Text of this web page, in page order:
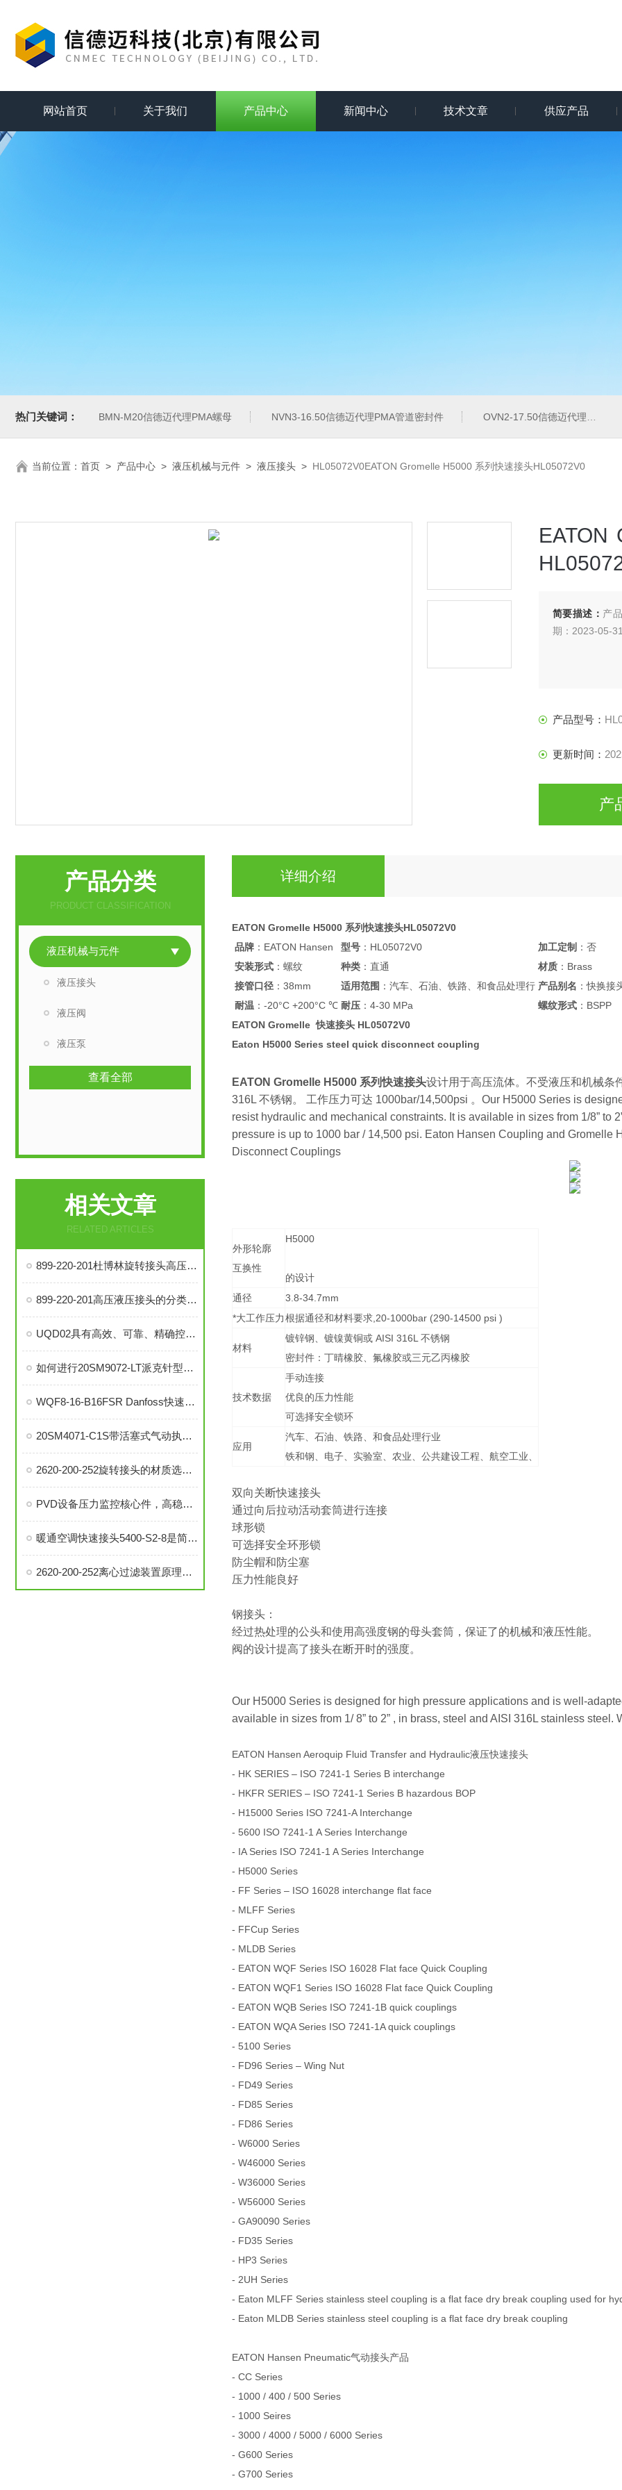
网站首页 关于我们 产品中心 新闻中心 技术文章 供应产品
热门关键词： BMN-M20信德迈代理PMA螺母 NVN3-16.50信德迈代理PMA管道密封件 OVN2-17.50信德迈代理PMA导管夹
当前位置： 首页 > 产品中心 > 液压机械与元件 > 液压接头 > HL05072V0EATON Gromelle H5000 系列快速接头HL05072V0
EATON
简要描述： 产
期：2023-05-
产品型号：
更新时间：
产
产品分类
PRODUCT CLASSIFICATION
液压机械与元件
液压接头
液压阀
液压泵
查看全部
相关文章
RELATED ARTICLES
899-220-201杜博林旋转接头高压液压接头的安装、调试与维护技巧
899-220-201高压液压接头的分类和注意事项
UQD02具有高效、可靠、精确控制温度等优势
如何进行20SM9072-LT派克针型阀的故障排查与解决措施？
WQF8-16-B16FSR Danfoss快速接头是提升效率的工业连接解决方案
20SM4071-C1S带活塞式气动执行器中压针阀在自动化系统中的角色与功能
2620-200-252旋转接头的材质选择与耐用性分析
PVD设备压力监控核心件，高稳定性压力开关现货秒发
暖通空调快速接头5400-S2-8是简便安装、可靠密封的理想选择
2620-200-252离心过滤装置原理、构造和使用方法说明
详细介绍
EATON Gromelle H5000 系列快速接头HL05072V0
品牌 ：EATON Hansen 型号 ：HL05072V0 加工定制 ：否
安装形式 ：螺纹 种类 ：直通 材质 ：Brass
接管口径 ：38mm 适用范围 ：汽车、石油、铁路、和食品处理行 产品别名 ：快换接
耐温 ：-20°C +200°C ℃ 耐压 ：4-30 MPa 螺纹形式 ：BSPP
EATON Gromelle 快速接头 HL05072V0
Eaton H5000 Series steel quick disconnect coupling
EATON Gromelle H5000 系列快速接头设计用于高压流体。不受液压和机械条
316L 不锈钢。 工作压力可达 1000bar/14,500psi 。Our H5000 Series is
resist hydraulic and mechanical constraints. It is available in sizes from 1/8” to
pressure is up to 1000 bar / 14,500 psi. Eaton Hansen Coupling and Gromelle
Disconnect Couplings
外形轮廓
互换性
H5000
的设计
通径
3.8-34.7mm
*大工作压力根据通径和材料要求,20-1000bar (290-14500 psi )
材料
镀锌钢、镀镍黄铜或 AISI 316L 不锈钢
密封件：丁晴橡胶、氟橡胶或三元乙丙橡胶
技术数据
手动连接
优良的压力性能
可选择安全锁环
应用
汽车、石油、铁路、和食品处理行业
铁和钢、电子、实验室、农业、公共建设工程、航空工业、
双向关断快速接头
通过向后拉动活动套筒进行连接
球形锁
可选择安全环形锁
防尘帽和防尘塞
压力性能良好
钢接头：
经过热处理的公头和使用高强度钢的母头套筒，保证了的机械和液压性能。
阀的设计提高了接头在断开时的强度。
Our H5000 Series is designed for high pressure applications and is well-
available in sizes from 1/ 8” to 2” , in brass, steel and AISI 316L stainless
EATON Hansen Aeroquip Fluid Transfer and Hydraulic液压快速接头
- HK SERIES – ISO 7241-1 Series B interchange
- HKFR SERIES – ISO 7241-1 Series B hazardous BOP
- H15000 Series ISO 7241-A Interchange
- 5600 ISO 7241-1 A Series Interchange
- IA Series ISO 7241-1 A Series Interchange
- H5000 Series
- FF Series – ISO 16028 interchange flat face
- MLFF Series
- FFCup Series
- MLDB Series
- EATON WQF Series ISO 16028 Flat face Quick Coupling
- EATON WQF1 Series ISO 16028 Flat face Quick Coupling
- EATON WQB Series ISO 7241-1B quick couplings
- EATON WQA Series ISO 7241-1A quick couplings
- 5100 Series
- FD96 Series – Wing Nut
- FD49 Series
- FD85 Series
- FD86 Series
- W6000 Series
- W46000 Series
- W36000 Series
- W56000 Series
- GA90090 Series
- FD35 Series
- HP3 Series
- 2UH Series
- Eaton MLFF Series stainless steel coupling is a flat face dry break coupling used for
- Eaton MLDB Series stainless steel coupling is a flat face dry break coupling
EATON Hansen Pneumatic气动接头产品
- CC Series
- 1000 / 400 / 500 Series
- 1000 Seires
- 3000 / 4000 / 5000 / 6000 Series
- G600 Series
- G700 Series